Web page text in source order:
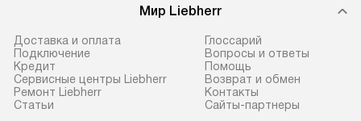
Мир Liebherr
Доставка и оплата
Подключение
Кредит
Сервисные центры Liebherr
Ремонт Liebherr
Cтатьи
Глоссарий
Вопросы и ответы
Помощь
Возврат и обмен
Контакты
Сайты-партнеры